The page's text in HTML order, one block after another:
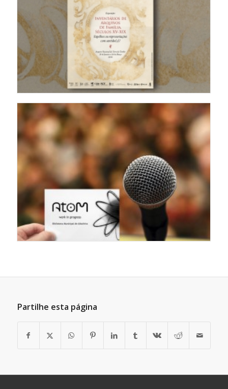
Partilhe esta página